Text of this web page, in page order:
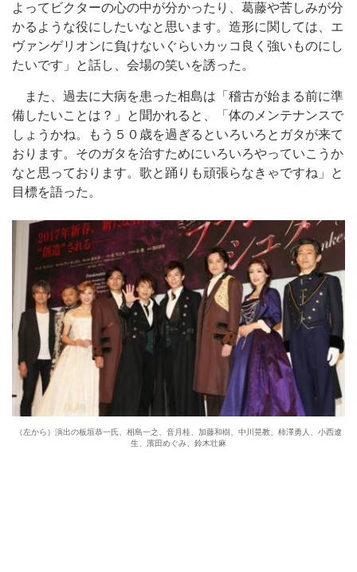
よってビクターの心の中が分かったり、葛藤や苦しみが分
かるような役にしたいなと思います。造形に関しては、エ
ヴァンゲリオンに負けないぐらいカッコ良く強いものにし
たいです」と話し、会場の笑いを誘った。
また、過去に大病を患った相島は「稽古が始まる前に準
備したいことは？」と聞かれると、「体のメンテナンスで
しょうかね。もう５０歳を過ぎるといろいろとガタが来て
おります。そのガタを治すためにいろいろやっていこうか
なと思っております。歌と踊りも頑張らなきゃですね」と
目標を語った。
（左から）演出の板垣恭一氏、相島一之、音月桂、加藤和樹、中川晃教、柿澤勇人、小西遼
生、濱田めぐみ、鈴木壮麻